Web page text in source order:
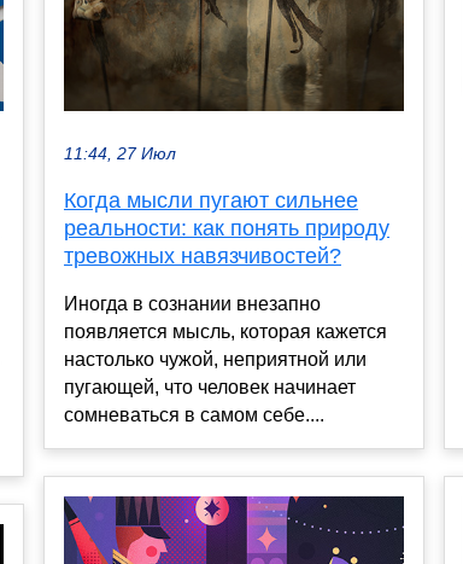
11:44, 27 Июл
Когда мысли пугают сильнее
реальности: как понять природу
тревожных навязчивостей?
Иногда в сознании внезапно
появляется мысль, которая кажется
настолько чужой, неприятной или
пугающей, что человек начинает
сомневаться в самом себе....